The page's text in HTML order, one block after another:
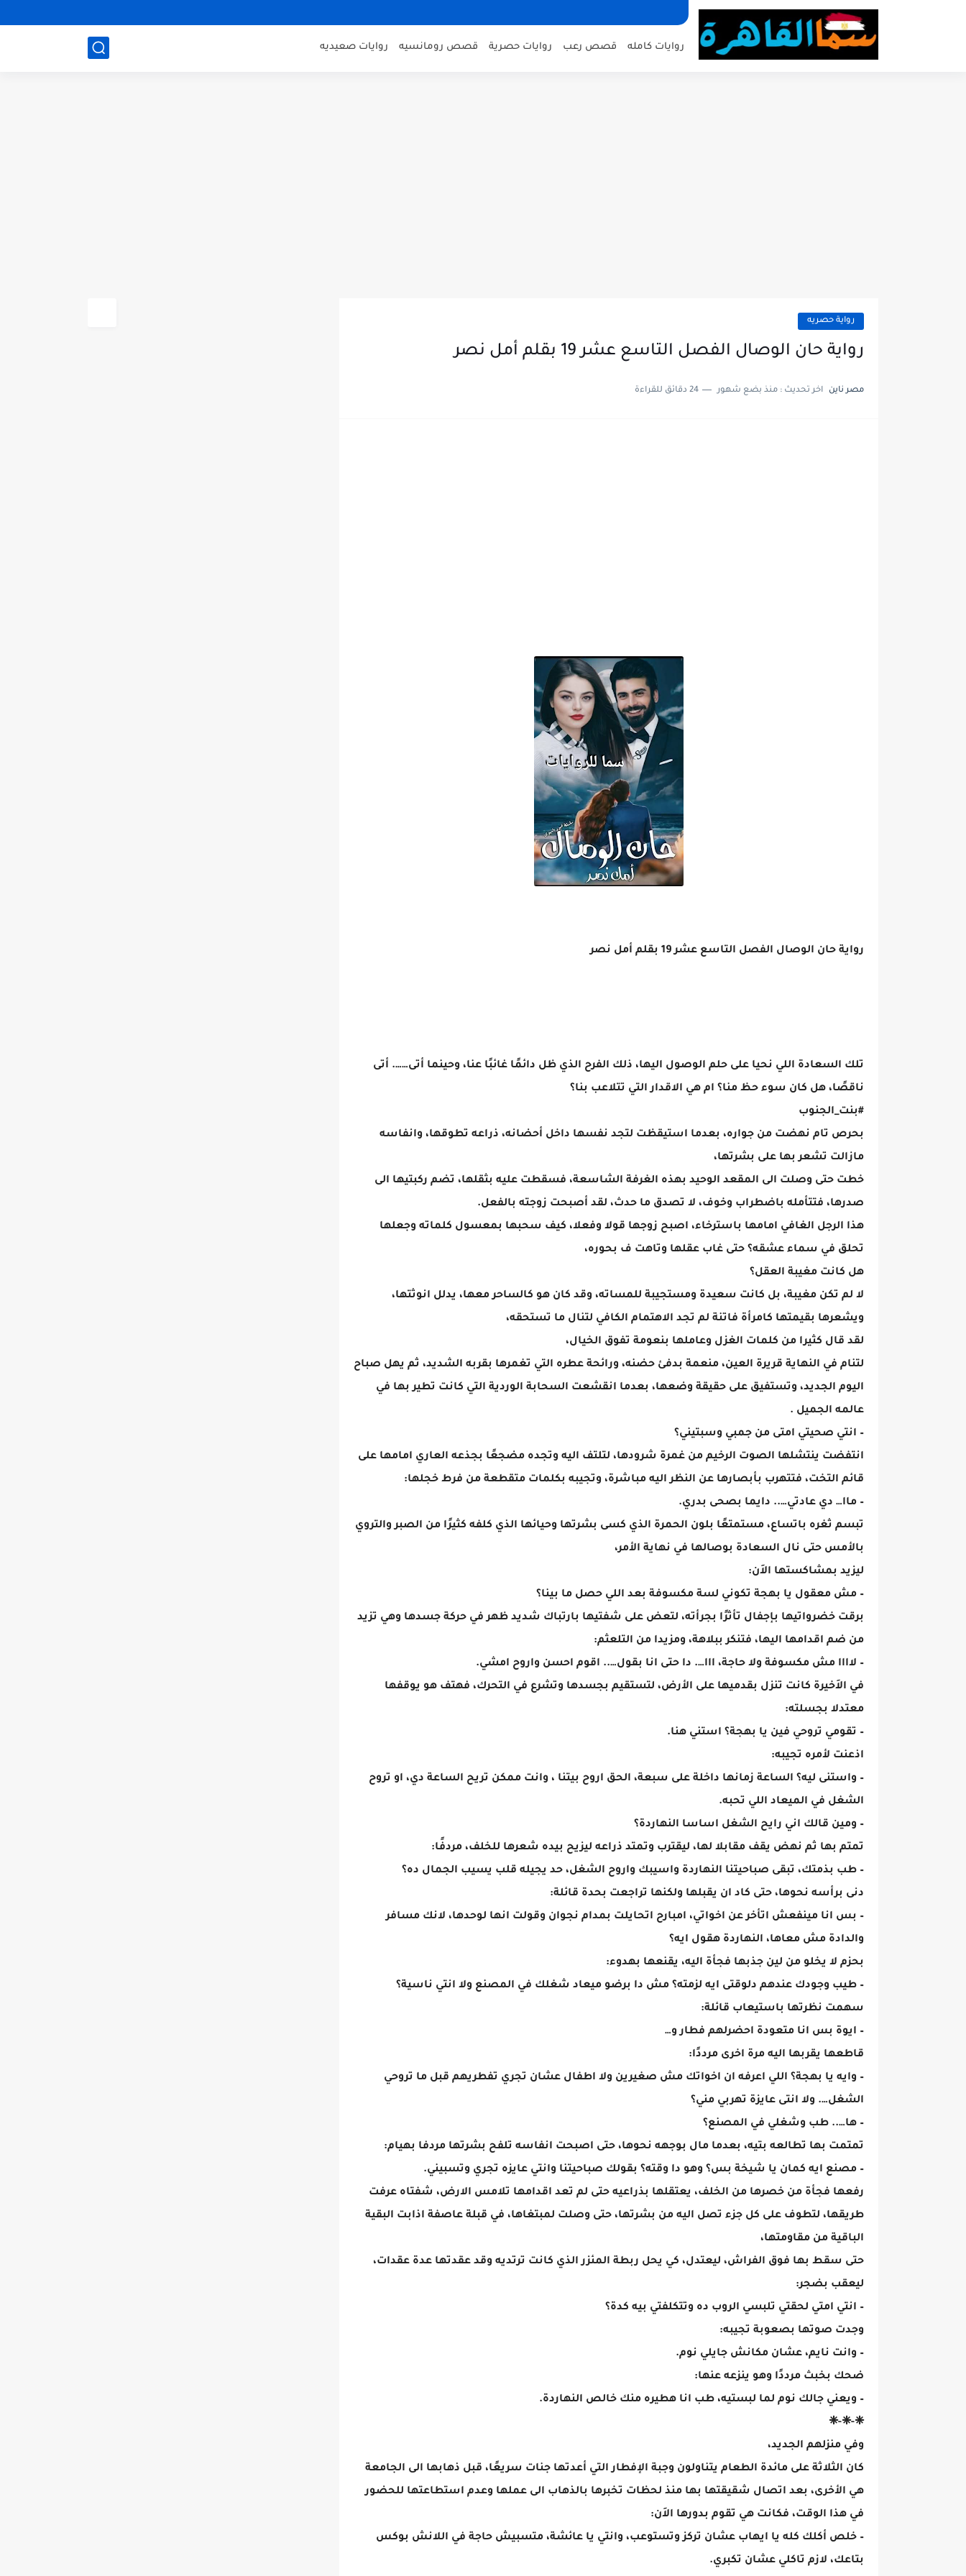
روايات كامله قصص رعب روايات حصرية قصص رومانسيه روايات صعيديه
رواية حصريه
رواية حان الوصال الفصل التاسع عشر 19 بقلم أمل نصر
مصر ناين اخر تحديث : منذ بضع شهور 24 دقائق للقراءة
رواية حان الوصال الفصل التاسع عشر 19 بقلم أمل نصر
تلك السعادة اللي نحيا على حلم الوصول اليها، ذلك الفرح الذي ظل دائمًا غائبًا عنا، وحينما أتى……. أتى
ناقصًا، هل كان سوء حظ منا؟ ام هي الاقدار التي تتلاعب بنا؟
#بنت_الجنوب
بحرص تام نهضت من جواره، بعدما استيقظت لتجد نفسها داخل أحضانه، ذراعه تطوقها، وانفاسه
مازالت تشعر بها على بشرتها،
خطت حتى وصلت الى المقعد الوحيد بهذه الغرفة الشاسعة، فسقطت عليه بثقلها، تضم ركبتيها الى
صدرها، فتتأمله باضطراب وخوف، لا تصدق ما حدث، لقد أصبحت زوجته بالفعل.
هذا الرجل الغافي امامها باسترخاء، اصبح زوجها قولا وفعلا، كيف سحبها بمعسول كلماته وجعلها
تحلق في سماء عشقه؟ حتى غاب عقلها وتاهت ف بحوره،
هل كانت مغيبة العقل؟
لا لم تكن مغيبة، بل كانت سعيدة ومستجيبة للمساته، وقد كان هو كالساحر معها، يدلل انوثتها،
ويشعرها بقيمتها كامرأة فاتنة لم تجد الاهتمام الكافي لتنال ما تستحقه،
لقد قال كثيرا من كلمات الغزل وعاملها بنعومة تفوق الخيال،
لتنام في النهاية قريرة العين، منعمة بدفئ حضنه، ورائحة عطره التي تغمرها بقربه الشديد، ثم يهل صباح
اليوم الجديد، وتستفيق على حقيقة وضعها، بعدما انقشعت السحابة الوردية التي كانت تطير بها في
عالمه الجميل .
– انتي صحيتي امتى من جمبي وسبتيني؟
انتفضت ينتشلها الصوت الرخيم من غمرة شرودها، لتلتف اليه وتجده مضجعًا بجذعه العاري امامها على
قائم التخت، فتتهرب بأبصارها عن النظر اليه مباشرة، وتجيبه بكلمات متقطعة من فرط خجلها:
– ماا… دي عادتي….. دايما بصحى بدري.
تبسم ثغره باتساع، مستمتعًا بلون الحمرة الذي كسى بشرتها وحيائها الذي كلفه كثيرًا من الصبر والتروي
بالأمس حتى نال السعادة بوصالها في نهاية الأمر،
ليزيد بمشاكستها الاَن:
– مش معقول يا بهجة تكوني لسة مكسوفة بعد اللي حصل ما بينا؟
برقت خضرواتيها بإجفال تأثرًا بجرأته، لتعض على شفتيها بارتباك شديد ظهر في حركة جسدها وهي تزيد
من ضم اقدامها اليها، فتنكر ببلاهة، ومزيدا من التلعثم:
– لاااا مش مكسوفة ولا حاجة، ااا…. دا حتى انا بقول….. اقوم احسن واروح امشي.
في الاَخيرة كانت تنزل بقدميها على الأرض، لتستقيم بجسدها وتشرع في التحرك، فهتف هو يوقفها
معتدلا بجسلته:
– تقومي تروحي فين يا بهجة؟ استني هنا.
اذعنت لأمره تجيبه:
– واستنى ليه؟ الساعة زمانها داخلة على سبعة، الحق اروح بيتنا ، وانت ممكن تريح الساعة دي، او تروح
الشغل في الميعاد اللي تحبه.
– ومين قالك اني رايح الشغل اساسا النهاردة؟
تمتم بها ثم نهض يقف مقابلا لها، ليقترب وتمتد ذراعه ليزيح بيده شعرها للخلف، مردفًا:
– طب بذمتك، تبقى صباحيتنا النهاردة واسيبك واروح الشغل، حد يجيله قلب يسيب الجمال ده؟
دنى برأسه نحوها، حتى كاد ان يقبلها ولكنها تراجعت بحدة قائلة:
– بس انا مينفعش اتأخر عن اخواتي، امبارح اتحايلت بمدام نجوان وقولت انها لوحدها، لانك مسافر
والدادة مش معاها، النهاردة هقول ايه؟
بحزم لا يخلو من لين جذبها فجأة اليه، يقنعها بهدوء:
– طيب وجودك عندهم دلوقتى ايه لزمته؟ مش دا برضو ميعاد شغلك في المصنع ولا انتي ناسية؟
سهمت نظرتها باستيعاب قائلة:
– ايوة بس انا متعودة احضرلهم فطار و…
قاطعها يقربها اليه مرة اخرى مرددًا:
– وايه يا بهجة؟ اللي اعرفه ان اخواتك مش صغيرين ولا اطفال عشان تجري تفطريهم قبل ما تروحي
الشغل…. ولا انتى عايزة تهربي مني؟
– ها….. طب وشغلي في المصنع؟
تمتمت بها تطالعه بتيه، بعدما مال بوجهه نحوها، حتى اصبحت انفاسه تلفح بشرتها مردفا بهيام:
– مصنع ايه كمان يا شيخة بس؟ وهو دا وقته؟ بقولك صباحيتنا وانتي عايزه تجري وتسبيني.
رفعها فجأة من خصرها من الخلف، يعتقلها بذراعيه حتى لم تعد اقدامها تلامس الارض، شفتاه عرفت
طريقها، لتطوف على كل جزء تصل اليه من بشرتها، حتى وصلت لمبتغاها، في قبلة عاصفة اذابت البقية
الباقية من مقاومتها،
حتى سقط بها فوق الفراش، ليعتدل، كي يحل ربطة المئزر الذي كانت ترتديه وقد عقدتها عدة عقدات،
ليعقب بضجر:
– انتي امتي لحقتي تلبسي الروب ده وتتكلفتي بيه كدة؟
وجدت صوتها بصعوبة تجيبه:
– وانت نايم، عشان مكانش جايلي نوم.
ضحك بخبث مرددًا وهو ينزعه عنها:
– ويعني جالك نوم لما لبستيه، طب انا هطيره منك خالص النهاردة.
❈-❈-❈
وفي منزلهم الجديد،
كان الثلاثة على مائدة الطعام يتناولون وجبة الإفطار التي أعدتها جنات سريعًا، قبل ذهابها الى الجامعة
هي الأخرى، بعد اتصال شقيقتها بها منذ لحظات تخبرها بالذهاب الى عملها وعدم استطاعتها للحضور
في هذا الوقت، فكانت هي تقوم بدورها الاَن:
– خلص أكلك كله يا ايهاب عشان تركز وتستوعب، وانتي يا عائشة، متسبيش حاجة في اللانش بوكس
بتاعك، لازم تاكلي عشان تكبري.